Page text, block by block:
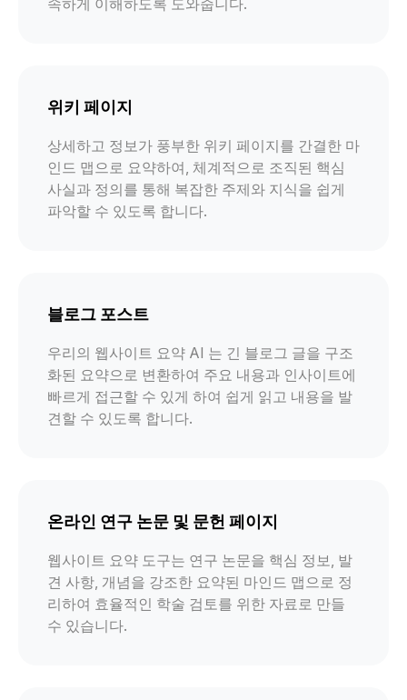
위키 페이지
상세하고 정보가 풍부한 위키 페이지를 간결한 마
인드 맵으로 요약하여, 체계적으로 조직된 핵심
사실과 정의를 통해 복잡한 주제와 지식을 쉽게
파악할 수 있도록 합니다.
블로그 포스트
우리의 웹사이트 요약 AI 는 긴 블로그 글을 구조
화된 요약으로 변환하여 주요 내용과 인사이트에
빠르게 접근할 수 있게 하여 쉽게 읽고 내용을 발
견할 수 있도록 합니다.
온라인 연구 논문 및 문헌 페이지
웹사이트 요약 도구는 연구 논문을 핵심 정보, 발
견 사항, 개념을 강조한 요약된 마인드 맵으로 정
리하여 효율적인 학술 검토를 위한 자료로 만들
수 있습니다.